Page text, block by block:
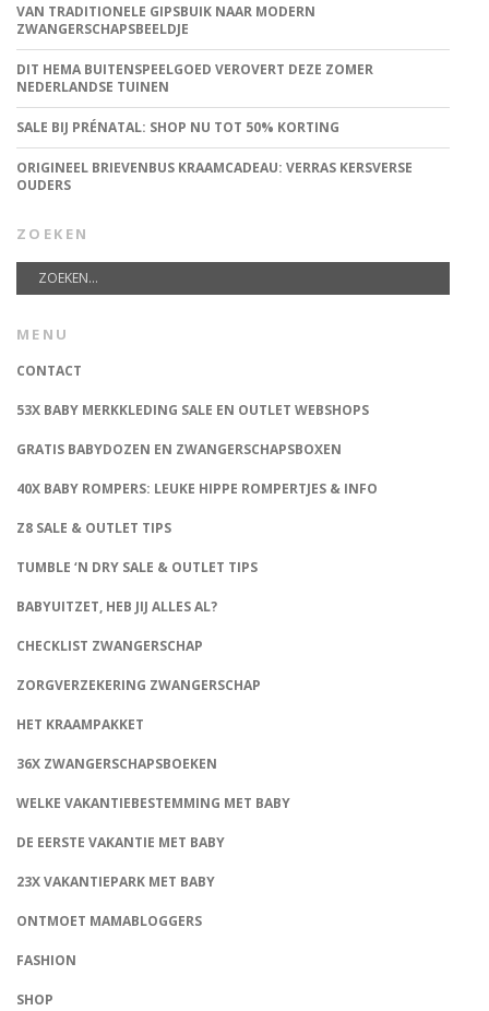
VAN TRADITIONELE GIPSBUIK NAAR MODERN
ZWANGERSCHAPSBEELDJE
DIT HEMA BUITENSPEELGOED VEROVERT DEZE ZOMER
NEDERLANDSE TUINEN
SALE BIJ PRÉNATAL: SHOP NU TOT 50% KORTING
ORIGINEEL BRIEVENBUS KRAAMCADEAU: VERRAS KERSVERSE
OUDERS
ZOEKEN
MENU
CONTACT
53X BABY MERKKLEDING SALE EN OUTLET WEBSHOPS
GRATIS BABYDOZEN EN ZWANGERSCHAPSBOXEN
40X BABY ROMPERS: LEUKE HIPPE ROMPERTJES & INFO
Z8 SALE & OUTLET TIPS
TUMBLE ‘N DRY SALE & OUTLET TIPS
BABYUITZET, HEB JIJ ALLES AL?
CHECKLIST ZWANGERSCHAP
ZORGVERZEKERING ZWANGERSCHAP
HET KRAAMPAKKET
36X ZWANGERSCHAPSBOEKEN
WELKE VAKANTIEBESTEMMING MET BABY
DE EERSTE VAKANTIE MET BABY
23X VAKANTIEPARK MET BABY
ONTMOET MAMABLOGGERS
FASHION
SHOP